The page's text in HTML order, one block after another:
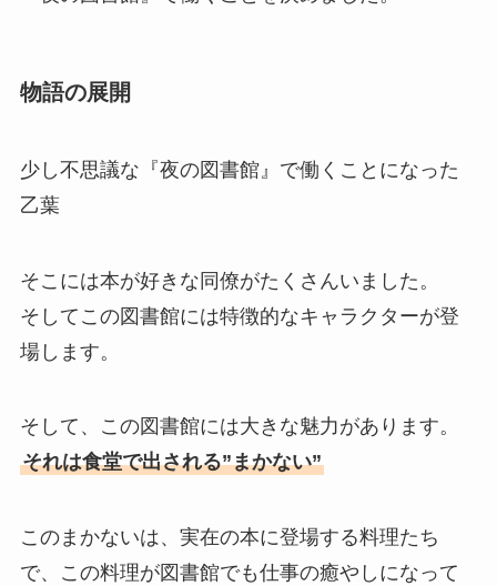
物語の展開
少し不思議な『夜の図書館』で働くことになった
乙葉
そこには本が好きな同僚がたくさんいました。
そしてこの図書館には特徴的なキャラクターが登
場します。
そして、この図書館には大きな魅力があります。
それは食堂で出される”まかない”
このまかないは、実在の本に登場する料理たち
で、この料理が図書館でも仕事の癒やしになって